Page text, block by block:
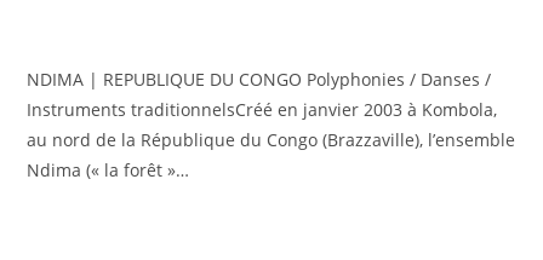
NDIMA | REPUBLIQUE DU CONGO Polyphonies / Danses /
Instruments traditionnelsCréé en janvier 2003 à Kombola,
au nord de la République du Congo (Brazzaville), l’ensemble
Ndima (« la forêt »…